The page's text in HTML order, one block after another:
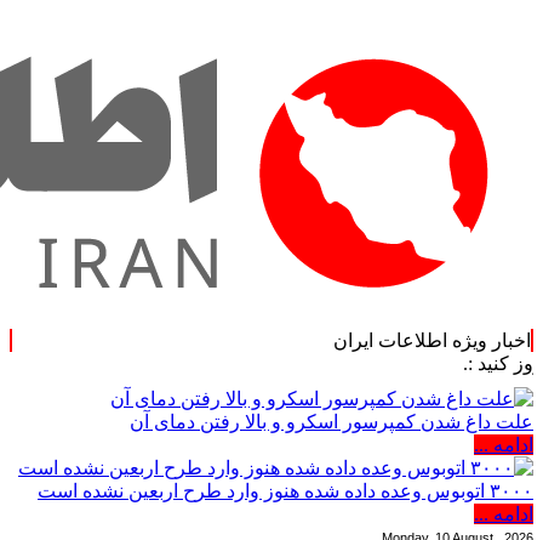
اخبار ویژه اطلاعات ایران
علت داغ شدن کمپرسور اسکرو و بالا رفتن دمای آن
ادامه ...
۳۰۰۰ اتوبوس وعده داده شده هنوز وارد طرح اربعین نشده است
ادامه ...